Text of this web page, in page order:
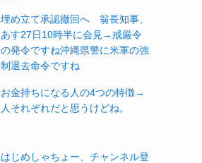
埋め立て承認撤回へ 翁長知事、
あす27日10時半に会見→戒厳令
の発令ですね沖縄県警に米軍の強
制退去命令ですね
お金持ちになる人の4つの特徴→
人それぞれだと思うけどね。
はじめしゃちょー、チャンネル登